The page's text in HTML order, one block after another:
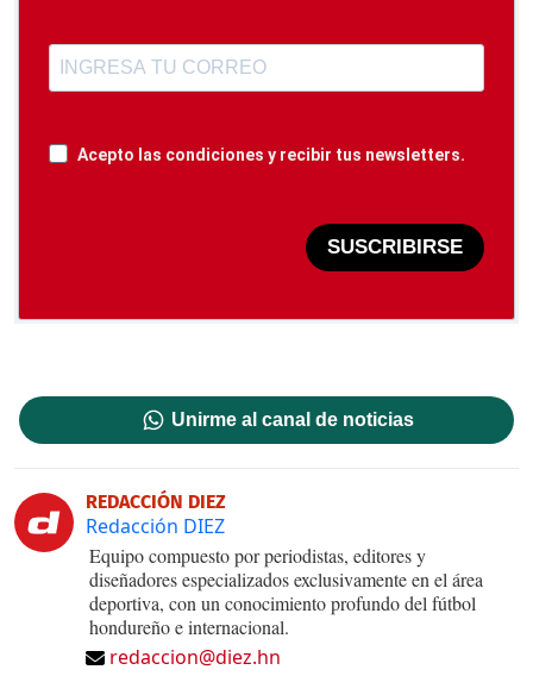
Acepto las condiciones y recibir tus newsletters.
SUSCRIBIRSE
Unirme al canal de noticias
REDACCIÓN DIEZ
Redacción DIEZ
Equipo compuesto por periodistas, editores y
diseñadores especializados exclusivamente en el área
deportiva, con un conocimiento profundo del fútbol
hondureño e internacional.
redaccion@diez.hn